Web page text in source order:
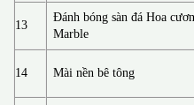
13
Đánh bóng sàn đá Hoa
Marble
14 Mài nền bê tông